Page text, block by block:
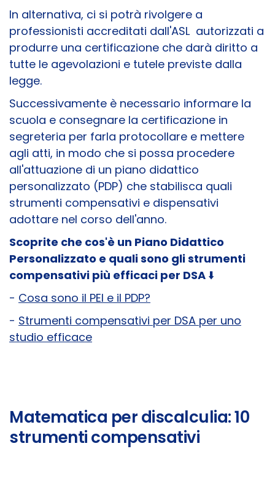
In alternativa, ci si potrà rivolgere a
professionisti accreditati dall'ASL autorizzati a
produrre una certificazione che darà diritto a
tutte le agevolazioni e tutele previste dalla
legge.
Successivamente è necessario informare la
scuola e consegnare la certificazione in
segreteria per farla protocollare e mettere
agli atti, in modo che si possa procedere
all'attuazione di un piano didattico
personalizzato (PDP) che stabilisca quali
strumenti compensativi e dispensativi
adottare nel corso dell'anno.
Scoprite che cos'è un Piano Didattico
Personalizzato e quali sono gli strumenti
compensativi più efficaci per DSA ⬇️
- Cosa sono il PEI e il PDP?
- Strumenti compensativi per DSA per uno
studio efficace
Matematica per discalculia: 10
strumenti compensativi